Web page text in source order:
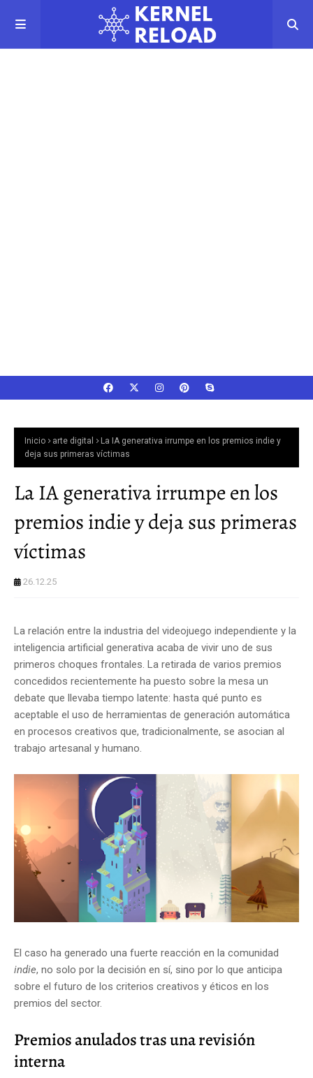
Inicio arte digital
La IA generativa irrumpe en los premios indie y
deja sus primeras víctimas
La IA generativa irrumpe en los
premios indie y deja sus primeras
víctimas
26.12.25
La relación entre la industria del videojuego independiente y la
inteligencia artificial generativa acaba de vivir uno de sus
primeros choques frontales. La retirada de varios premios
concedidos recientemente ha puesto sobre la mesa un
debate que llevaba tiempo latente: hasta qué punto es
aceptable el uso de herramientas de generación automática
en procesos creativos que, tradicionalmente, se asocian al
trabajo artesanal y humano.
El caso ha generado una fuerte reacción en la comunidad
indie, no solo por la decisión en sí, sino por lo que anticipa
sobre el futuro de los criterios creativos y éticos en los
premios del sector.
Premios anulados tras una revisión
interna